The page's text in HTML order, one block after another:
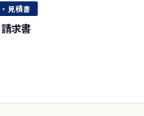
見積書
求書